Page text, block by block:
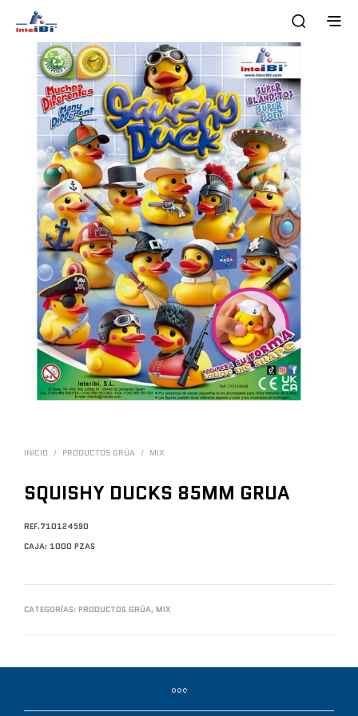
INICIO / PRODUCTOS GRÚA / MIX
SQUISHY DUCKS 85MM GRUA
REF.710124590
CAJA: 1000 PZAS
CATEGORÍAS: PRODUCTOS GRÚA, MIX